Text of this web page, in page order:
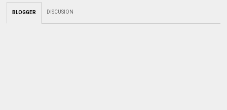
BLOGGER DISCUSION